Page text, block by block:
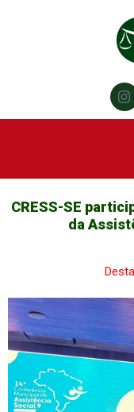
CRESS-SE
da